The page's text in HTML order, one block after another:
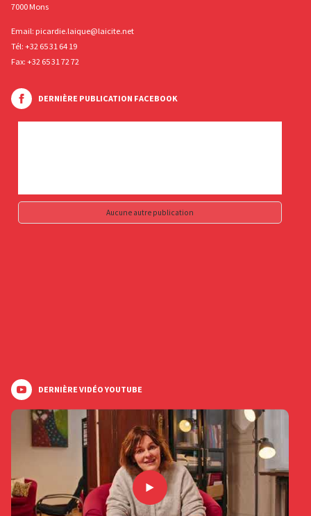
7000 Mons
Email: picardie.laique@laicite.net
Tél: +32 65 31 64 19
Fax: +32 65 31 72 72
DERNIÈRE PUBLICATION FACEBOOK
Aucune autre publication
DERNIÈRE VIDÉO YOUTUBE